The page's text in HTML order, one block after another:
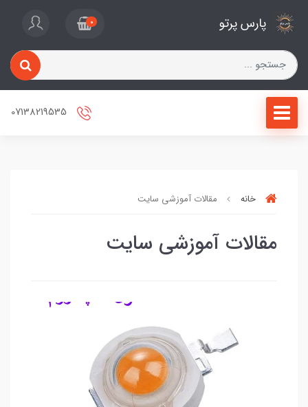
پارس پرتو 0
خانه مقالات آموزشی سایت
مقالات آموزشی سایت